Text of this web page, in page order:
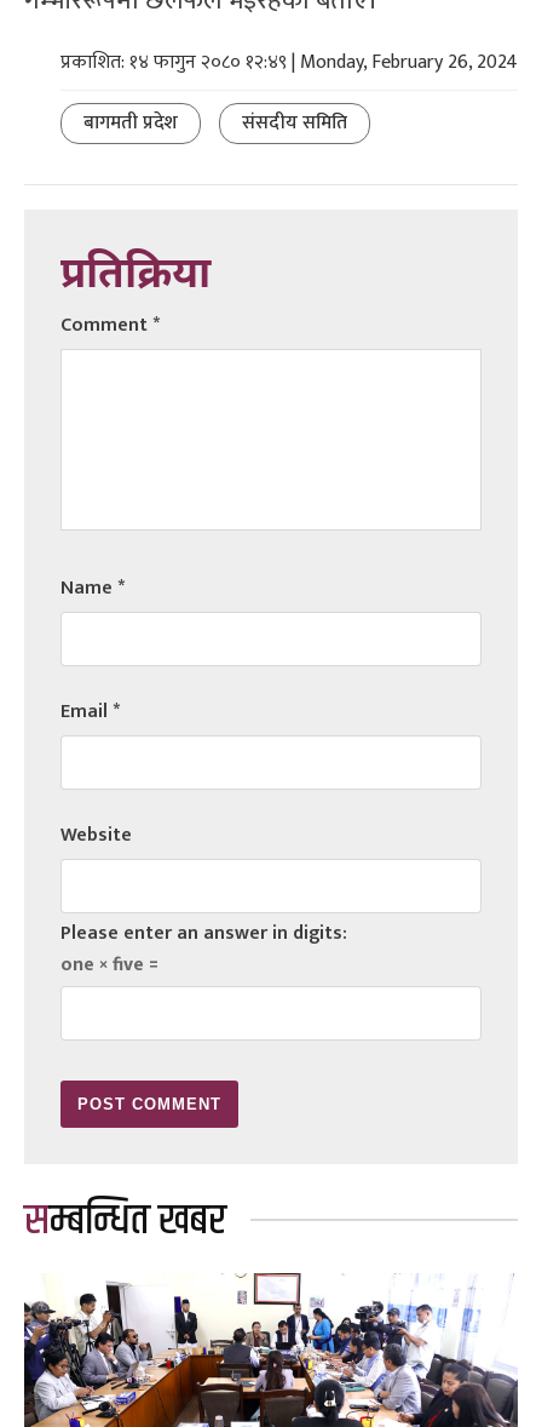
प्रकाशित: १४ फागुन २०८० १२:४९ | Monday, February 26, 2024
बागमती प्रदेश
संसदीय समिति
प्रतिक्रिया
Comment*
Name*
Email*
Website
Please enter an answer in digits:
one × five =
सम्बन्धित खबर